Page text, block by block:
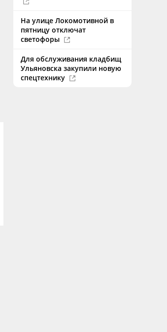
На улице Локомотивной в
пятницу отключат
светофоры
Для обслуживания кладбищ
Ульяновска закупили новую
спецтехнику